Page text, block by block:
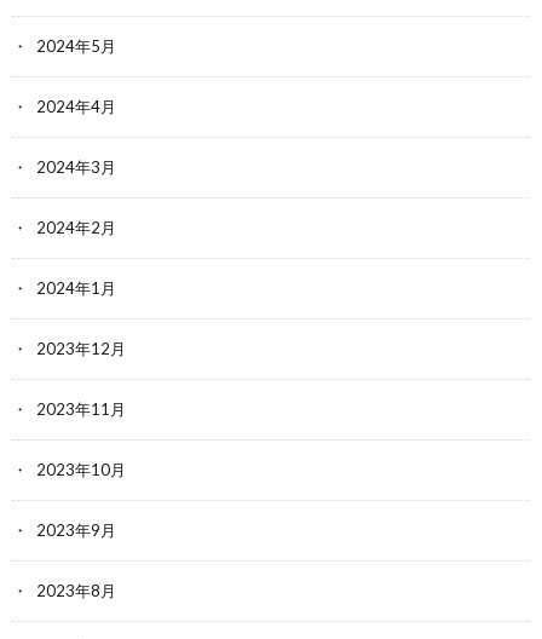
2024年5月
2024年4月
2024年3月
2024年2月
2024年1月
2023年12月
2023年11月
2023年10月
2023年9月
2023年8月